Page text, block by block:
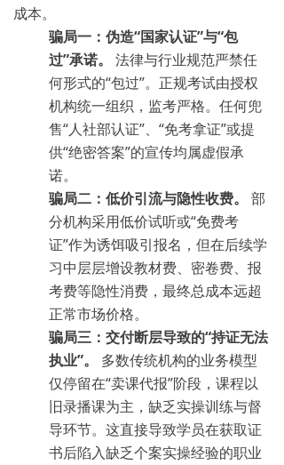
成本。
骗局一：伪造“国家认证”与“包
过”承诺。
法律与行业规范严禁任
何形式的“包过”。正规考试由授权
机构统一组织，监考严格。任何兜
售“人社部认证”、“免考拿证”或提
供“绝密答案”的宣传均属虚假承
诺。
骗局二：低价引流与隐性收费。
部
分机构采用低价试听或“免费考
证”作为诱饵吸引报名，但在后续学
习中层层增设教材费、密卷费、报
考费等隐性消费，最终总成本远超
正常市场价格。
骗局三：交付断层导致的“持证无法
执业”。
多数传统机构的业务模型
仅停留在“卖课代报”阶段，课程以
旧录播课为主，缺乏实操训练与督
导环节。这直接导致学员在获取证
书后陷入缺乏个案实操经验的职业